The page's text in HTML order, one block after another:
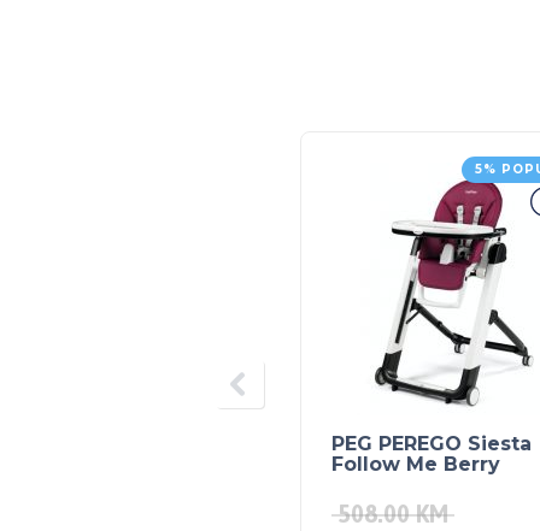
5%
PEG PEREGO Siesta
Follow Me Berry
508.00KM